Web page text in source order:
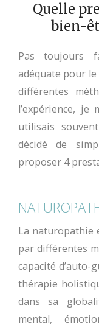
Quelle
bien-
Pas toujours
adéquate pour
différentes
l’expérience, je
utilisais
décidé de
proposer 4
La naturopathie
par différentes
capacité d’auto-
thérapie
dans sa
mental,